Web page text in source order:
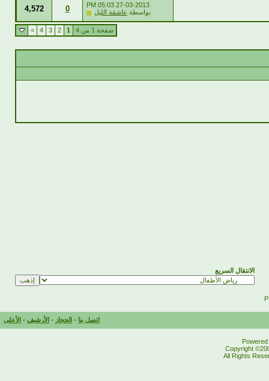
27-03-2013
05:03 PM
بواسطة عاشقة الليل 0
4,572
صفحة 1 من 4 1
2
3
4
>
الانتقال السريع
اتصل بنا - الحجاز - الأرشيف - الأعلى
Copyright
All Rights